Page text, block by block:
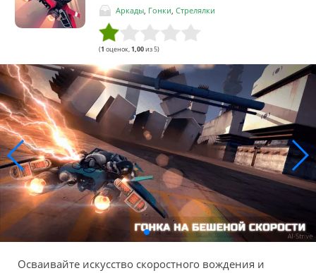
Аркады Гонки Стрелялки
(1 оценок, 1,00из 5)
Осваивайте искусство скоростного вождения и